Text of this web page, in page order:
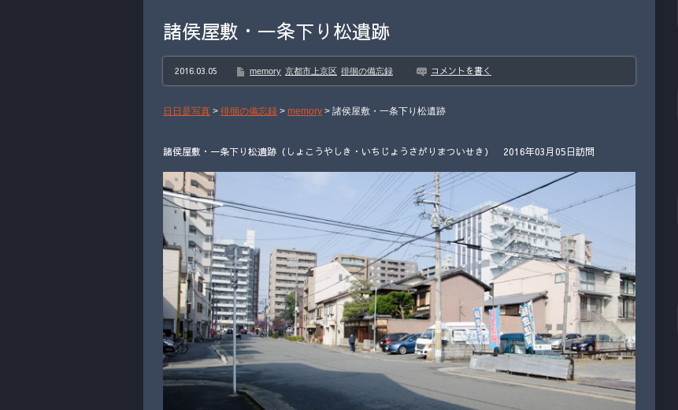
諸侯屋敷・一条下り松遺跡
2016.03.05 memory 京都市上京区 徘徊の備忘録 コメントを書く
日日是写真 > 徘徊の備忘録 > memory > 諸侯屋敷・一条下り松遺跡
諸侯屋敷・一条下り松遺跡（しょこうやしき・いちじょうさがりまついせき） 2016年03月05日訪問